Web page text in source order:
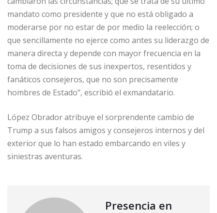
mandato como presidente y que no está obligado a
moderarse por no estar de por medio la reelección; o
que sencillamente no ejerce como antes su liderazgo de
manera directa y depende con mayor frecuencia en la
toma de decisiones de sus inexpertos, resentidos y
fanáticos consejeros, que no son precisamente
hombres de Estado”, escribió el exmandatario.
López Obrador atribuye el sorprendente cambio de
Trump a sus falsos amigos y consejeros internos y del
exterior que lo han estado embarcando en viles y
siniestras aventuras.
Presencia en